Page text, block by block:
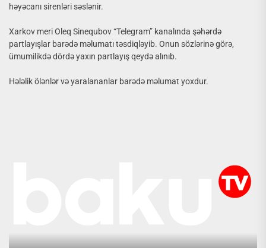
həyəcanı sirenləri səslənir.
Xarkov meri Oleq Sinequbov “Telegram” kanalında şəhərdə
partlayışlar barədə məlumatı təsdiqləyib. Onun sözlərinə görə,
ümumilikdə dördə yaxın partlayış qeydə alınıb.
Hələlik ölənlər və yaralananlar barədə məlumat yoxdur.